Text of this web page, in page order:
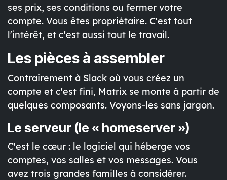
ses prix, ses conditions ou fermer votre
compte. Vous êtes propriétaire. C'est tout
l'intérêt, et c'est aussi tout le travail.
Les pièces à assembler
Contrairement à Slack où vous créez un
compte et c'est fini, Matrix se monte à partir de
quelques composants. Voyons-les sans jargon.
Le serveur (le « homeserver »)
C'est le cœur : le logiciel qui héberge vos
comptes, vos salles et vos messages. Vous
avez trois grandes familles à considérer.